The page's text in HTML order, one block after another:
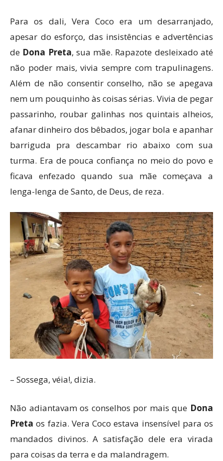
Para os dali, Vera Coco era um desarranjado,
apesar do esforço, das insistências e advertências
de Dona Preta, sua mãe. Rapazote desleixado até
não poder mais, vivia sempre com trapulinagens.
Além de não consentir conselho, não se apegava
nem um pouquinho às coisas sérias. Vivia de pegar
passarinho, roubar galinhas nos quintais alheios,
afanar dinheiro dos bêbados, jogar bola e apanhar
barriguda pra descambar rio abaixo com sua
turma. Era de pouca confiança no meio do povo e
ficava enfezado quando sua mãe começava a
lenga-lenga de Santo, de Deus, de reza.
– Sossega, véia!, dizia.
Não adiantavam os conselhos por mais que Dona
Preta os fazia. Vera Coco estava insensível para os
mandados divinos. A satisfação dele era virada
para coisas da terra e da malandragem.